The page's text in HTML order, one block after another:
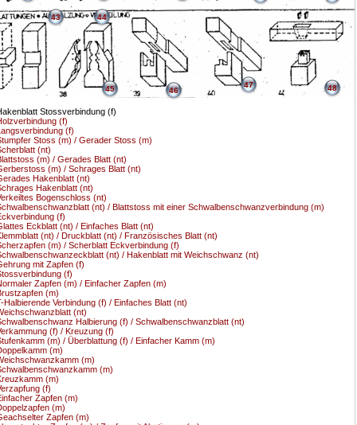
Stossverbindung (f)
(f)
(f)
Stoss (m) / Gerader Stoss (m)
(nt)
(m) / Gerades Blatt (nt)
(m) / Schrages Blatt (nt)
Hakenblatt (nt)
Hakenblatt (nt)
Bogenschloss (nt)
(nt) / Blattstoss mit einer Schwalbenschwanzverbindung (m)
(f)
Eckblatt (nt) / Einfaches Blatt (nt)
(nt) / Druckblatt (nt) / Französisches Blatt (nt)
(m) / Scherblatt Eckverbindung (f)
(nt) / Hakenblatt mit Weichschwanz (nt)
mit Zapfen (f)
(f)
Zapfen (m) / Einfacher Zapfen (m)
(m)
Halbierende Verbindung (f) / Einfaches Blatt (nt)
(nt)
Halbierung (f) / Schwalbenschwanzblatt (nt)
(f) / Kreuzung (f)
(m) / Überblattung (f) / Einfacher Kamm (m)
(m)
(m)
(m)
(m)
(f)
Zapfen (m)
(m)
Zapfen (m)
43 44
45 46
47 48